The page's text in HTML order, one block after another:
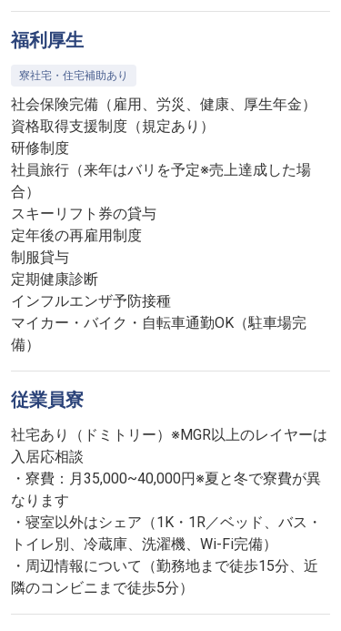
福利厚生
寮社宅・住宅補助あり
社会保険完備（雇用、労災、健康、厚生年金）
資格取得支援制度（規定あり）
研修制度
社員旅行（来年はバリを予定※売上達成した場
合）
スキーリフト券の貸与
定年後の再雇用制度
制服貸与
定期健康診断
インフルエンザ予防接種
マイカー・バイク・自転車通勤OK（駐車場完
備）
従業員寮
社宅あり（ドミトリー）※MGR以上のレイヤーは
入居応相談
・寮費：月35,000~40,000円※夏と冬で寮費が異
なります
・寝室以外はシェア（1K・1R／ベッド、バス・
トイレ別、冷蔵庫、洗濯機、Wi-Fi完備）
・周辺情報について（勤務地まで徒歩15分、近
隣のコンビニまで徒歩5分）